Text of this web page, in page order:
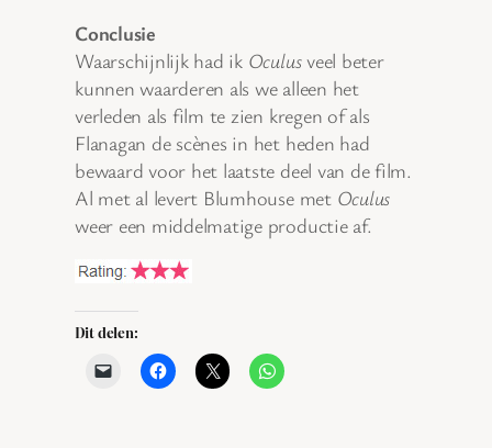
Conclusie
Waarschijnlijk had ik Oculusveel beter
kunnen waarderen als we alleen het
verleden als film te zien kregen of als
Flanagan de scènes in het heden had
bewaard voor het laatste deel van de film.
Al met al levert Blumhouse met Oculus
weer een middelmatige productie af.
Dit delen: